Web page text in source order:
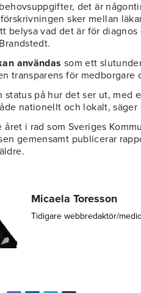
det är
sker mellan
belysa vad det är för
användas som ett
transparens för medborgare
status på hur det ser ut, med
nationellt och lokalt, säger
året i rad som Sveriges
gemensamt publicerar
Micaela Toresson
Tidigare webbredaktör/